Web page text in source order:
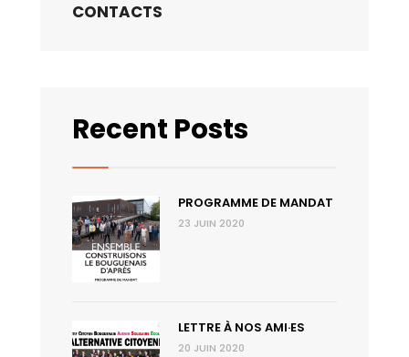
CONTACTS
Recent Posts
PROGRAMME DE MANDAT
23 JUIN 2020
LETTRE À NOS AMI·ES
20 JUIN 2020